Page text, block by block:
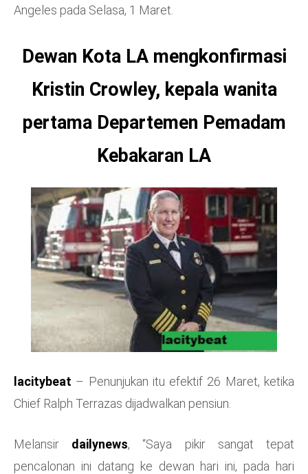
Angeles pada Selasa, 1 Maret.
Dewan Kota LA mengkonfirmasi
Kristin Crowley, kepala wanita
pertama Departemen Pemadam
Kebakaran LA
lacitybeat – Penunjukan itu efektif 26 Maret, ketika
Chief Ralph Terrazas dijadwalkan pensiun.
Melansir dailynews, “Saya pikir sangat tepat
pencalonan ini datang ke dewan hari ini, pada hari